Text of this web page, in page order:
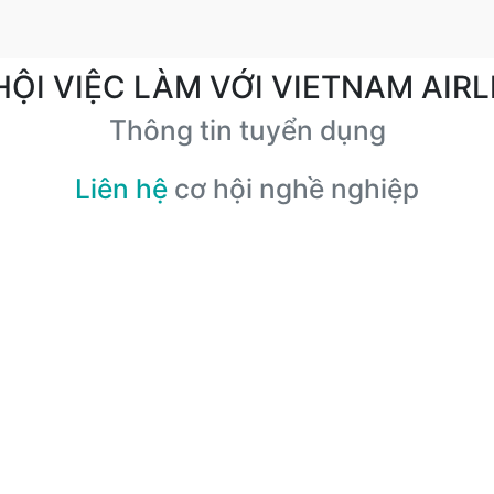
VIỆC LÀM VỚI VIETNAM
Thông tin tuyển dụng
Liên hệ cơ hội nghề nghiệp